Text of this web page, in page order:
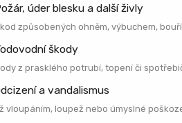
výbuch, úder blesku a kouř
záplava, voda z tajícího
orkán, krupobití
půdy, zřícení stavby, pád
stožáru
a únik vody z vodovodního
úder blesku a další živly
způsobených ohněm, výbuchem,
škody
z prasklého potrubí, topení či
a vandalismus
vloupáním, loupež nebo úmyslné